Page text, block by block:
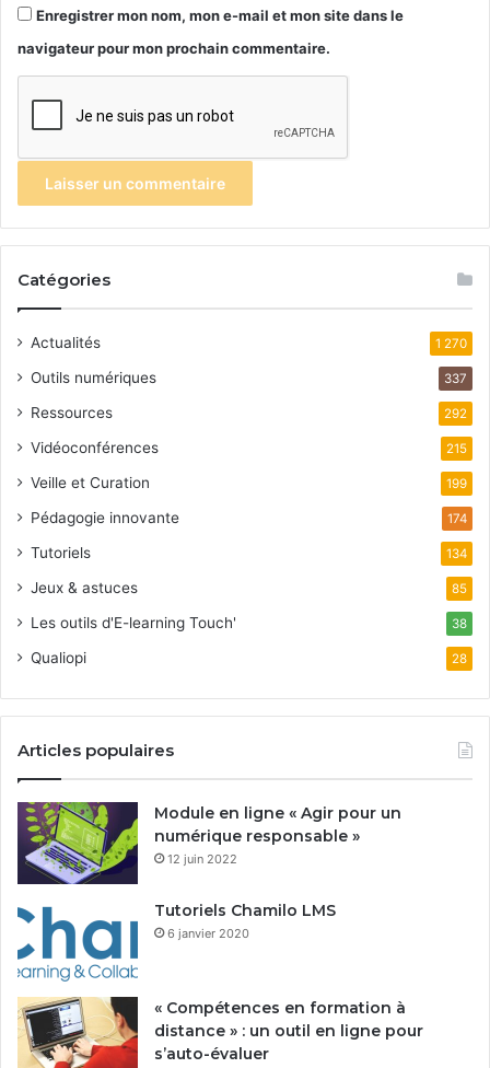
Enregistrer mon nom, mon e-mail et mon site dans le
navigateur pour mon prochain commentaire.
Catégories
Actualités 1 270
Outils numériques 337
Ressources 292
Vidéoconférences 215
Veille et Curation 199
Pédagogie innovante 174
Tutoriels 134
Jeux & astuces 85
Les outils d'E-learning Touch' 38
Qualiopi 28
Articles populaires
Module en ligne « Agir pour un
numérique responsable »
12 juin 2022
Tutoriels Chamilo LMS
6 janvier 2020
« Compétences en formation à
distance » : un outil en ligne pour
s’auto-évaluer